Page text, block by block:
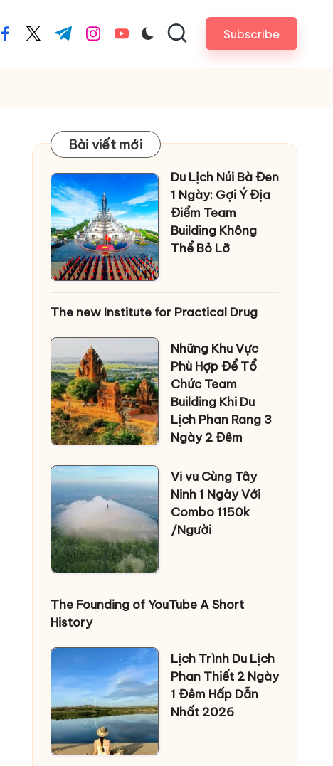
facebook.com
twitter.com
t.me instagram.com
youtube.com Subscribe
Bài viết mới
Du Lịch Núi Bà Đen
1 Ngày: Gợi Ý Địa
Điểm Team
Building Không
Thể Bỏ Lỡ
The new Institute for Practical Drug
Những Khu Vực
Phù Hợp Để Tổ
Chức Team
Building Khi Du
Lịch Phan Rang 3
Ngày 2 Đêm
Vi vu Cùng Tây
Ninh 1 Ngày Với
Combo 1150k
/Người
The Founding of YouTube A Short
History
Lịch Trình Du Lịch
Phan Thiết 2 Ngày
1 Đêm Hấp Dẫn
Nhất 2026